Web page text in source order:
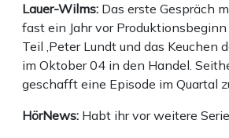
Lauer-Wilms: Das erste Gespräch
fast ein Jahr vor
Teil ‚Peter Lundt und das Keuchen
im Oktober 04 in den Handel.
geschafft eine Episode im Quartal
HörNews: Habt ihr vor weitere